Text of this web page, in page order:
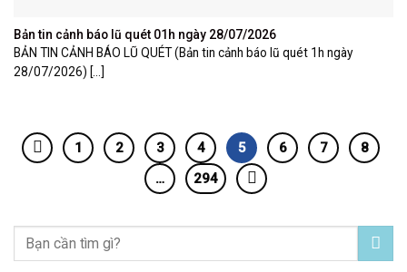
Bản tin cảnh báo lũ quét 01h ngày 28/07/2026
BẢN TIN CẢNH BÁO LŨ QUÉT (Bản tin cảnh báo lũ quét 1h ngày
28/07/2026) [...]
1 2 3 4 5 6 7
8
…
294